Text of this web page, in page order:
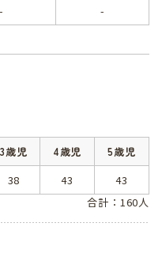
- -
3歳児 4歳児
5歳児
38 43
43
合計：160人